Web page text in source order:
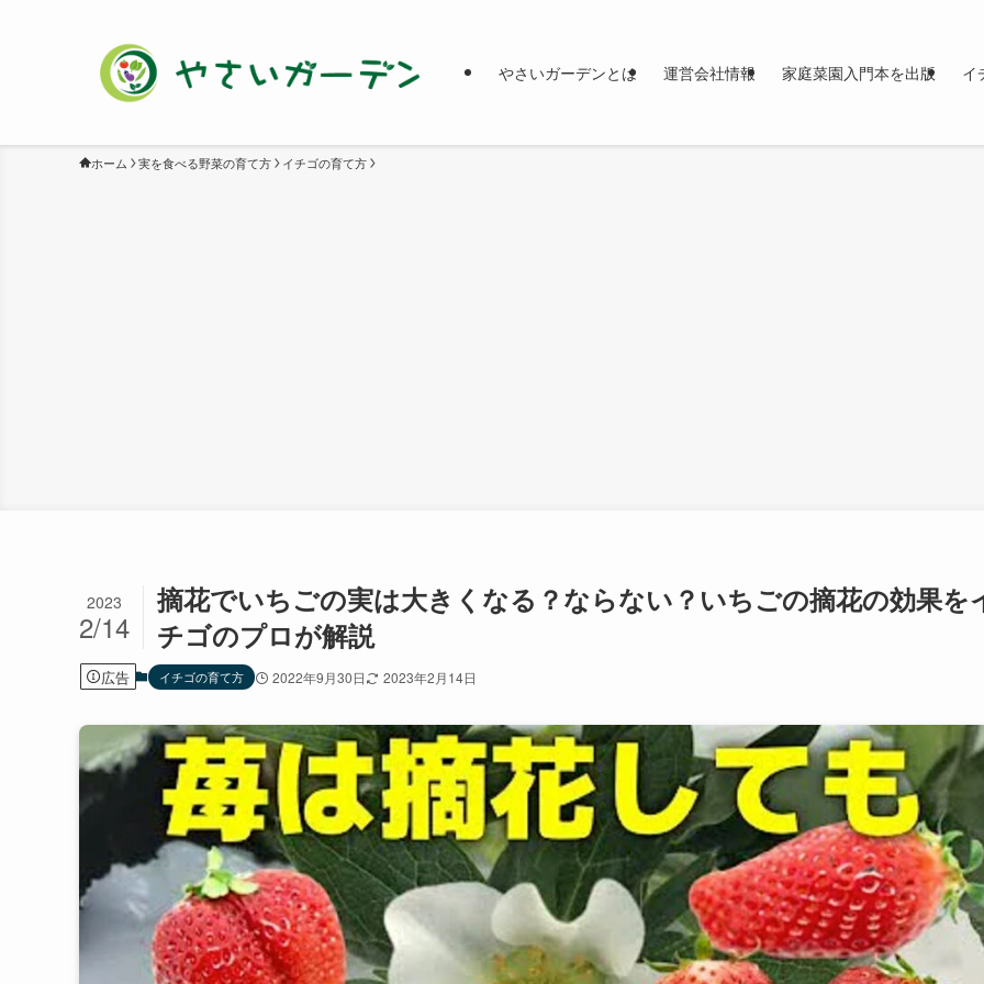
やさいガーデンとは 運営会社情報 家庭菜園入門本を出版 イ
ホーム 実を食べる野菜の育て方 イチゴの育て方
摘花でいちごの実は大きくなる？ならない？いちごの摘花の効果を
チゴのプロが解説
2023
2/14
広告 イチゴの育て方 2022年9月30日 2023年2月14日